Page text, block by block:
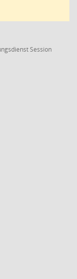
Session(Wird in